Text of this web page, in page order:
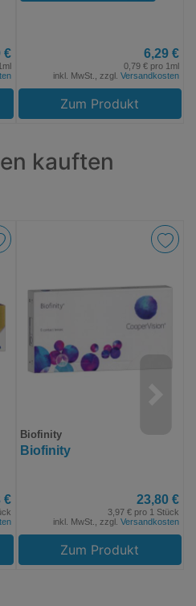
€ 6,29 €
0,79 € pro 1ml
inkl. MwSt., zzgl. Versandkosten
Zum Produkt
kauften
€
Biofinity
Biofinity
23,80 €
3,97 € pro 1 Stück
inkl. MwSt., zzgl. Versandkosten
Zum Produkt